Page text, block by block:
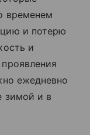
временем
и потерю
и
ежедневно
зимой и в